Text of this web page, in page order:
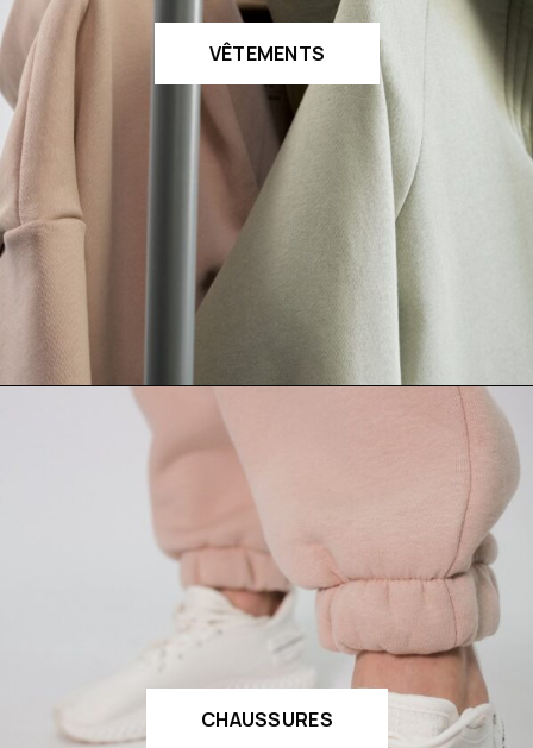
VÊTEMENTS
CHAUSSURES